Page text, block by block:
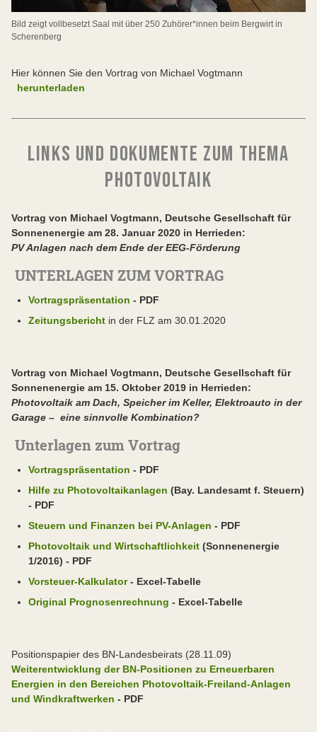
Bild zeigt vollbesetzt Saal mit über 250 Zuhörer*innen beim Bergwirt in
Scherenberg
Hier können Sie den Vortrag von Michael Vogtmann
herunterladen
LINKS UND DOKUMENTE ZUM THEMA
PHOTOVOLTAIK
Vortrag von Michael Vogtmann, Deutsche Gesellschaft für
Sonnenenergie am 28. Januar 2020 in Herrieden:
PV Anlagen nach dem Ende der EEG-Förderung
UNTERLAGEN ZUM VORTRAG
Vortragspräsentation - PDF
Zeitungsbericht in der FLZ am 30.01.2020
Vortrag von Michael Vogtmann, Deutsche Gesellschaft für
Sonnenenergie am 15. Oktober 2019 in Herrieden:
Photovoltaik am Dach, Speicher im Keller, Elektroauto in der
Garage – eine sinnvolle Kombination?
Unterlagen zum Vortrag
Vortragspräsentation - PDF
Hilfe zu Photovoltaikanlagen (Bay. Landesamt f. Steuern)
- PDF
Steuern und Finanzen bei PV-Anlagen - PDF
Photovoltaik und Wirtschaftlichkeit (Sonnenenergie
1/2016) - PDF
Vorsteuer-Kalkulator- Excel-Tabelle
Original Prognosenrechnung - Excel-Tabelle
Positionspapier des BN-Landesbeirats (28.11.09)
Weiterentwicklung der BN-Positionen zu Erneuerbaren
Energien in den Bereichen Photovoltaik-Freiland-Anlagen
und Windkraftwerken - PDF